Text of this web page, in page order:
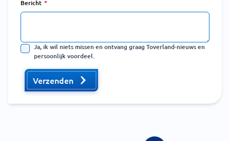
Bericht
Ja, ik wil niets missen en ontvang graag Toverland-nieuws en
persoonlijk voordeel.
Verzenden